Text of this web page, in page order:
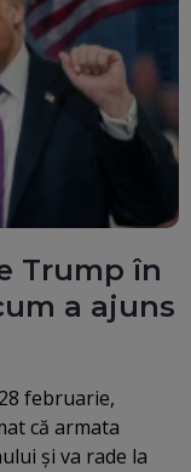
Trump în
a ajuns
februarie,
că armata
și va rade la